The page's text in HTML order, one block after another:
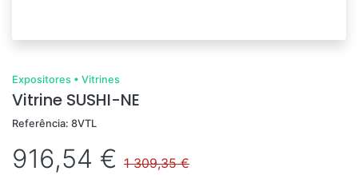
Expositores • Vitrines
Vitrine SUSHI-NE
Referência: 8VTL
916,54 € 1 309,35 €